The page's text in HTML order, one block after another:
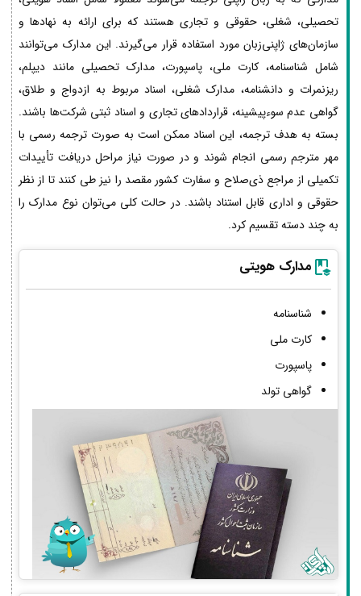
تحصیلی، شغلی، حقوقی و تجاری هستند که برای ارائه به نهادها و
سازمان‌های ژاپنی‌زبان مورد استفاده قرار می‌گیرند. این مدارک می‌توانند
شامل شناسنامه، کارت ملی، پاسپورت، مدارک تحصیلی مانند دیپلم،
ریزنمرات و دانشنامه، مدارک شغلی، اسناد مربوط به ازدواج و طلاق،
گواهی عدم سوءپیشینه، قراردادهای تجاری و اسناد ثبتی شرکت‌ها باشند.
بسته به هدف ترجمه، این اسناد ممکن است به صورت ترجمه رسمی با
مهر مترجم رسمی انجام شوند و در صورت نیاز مراحل دریافت تأییدات
تکمیلی از مراجع ذی‌صلاح و سفارت کشور مقصد را نیز طی کنند تا از نظر
حقوقی و اداری قابل استناد باشند. در حالت کلی می‌توان نوع مدارک را
به چند دسته تقسیم کرد.
مدارک هویتی
شناسنامه
کارت ملی
پاسپورت
گواهی تولد